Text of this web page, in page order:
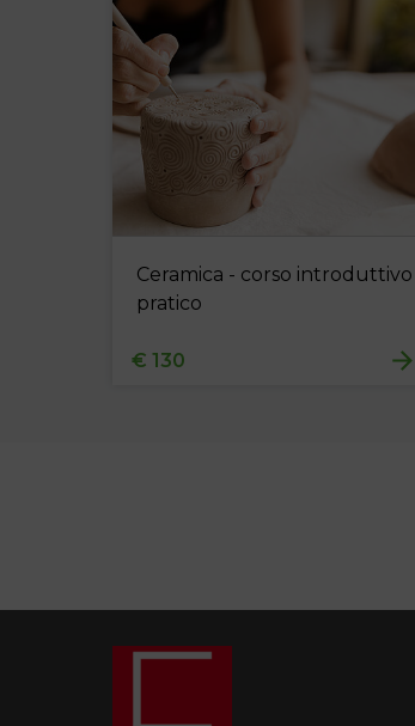
Ceramica - corso introduttivo
pratico
€ 130